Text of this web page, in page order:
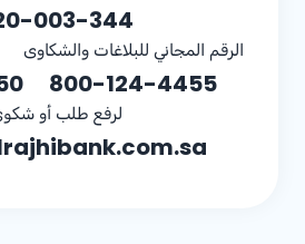
003-344
الرقم المجاني للبلاغات والشكاوى
800-124-4455
لرفع طلب أو